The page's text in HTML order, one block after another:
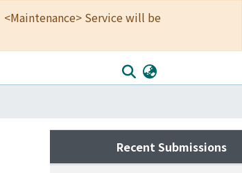
<Maintenance> Service will be
Recent Submissions